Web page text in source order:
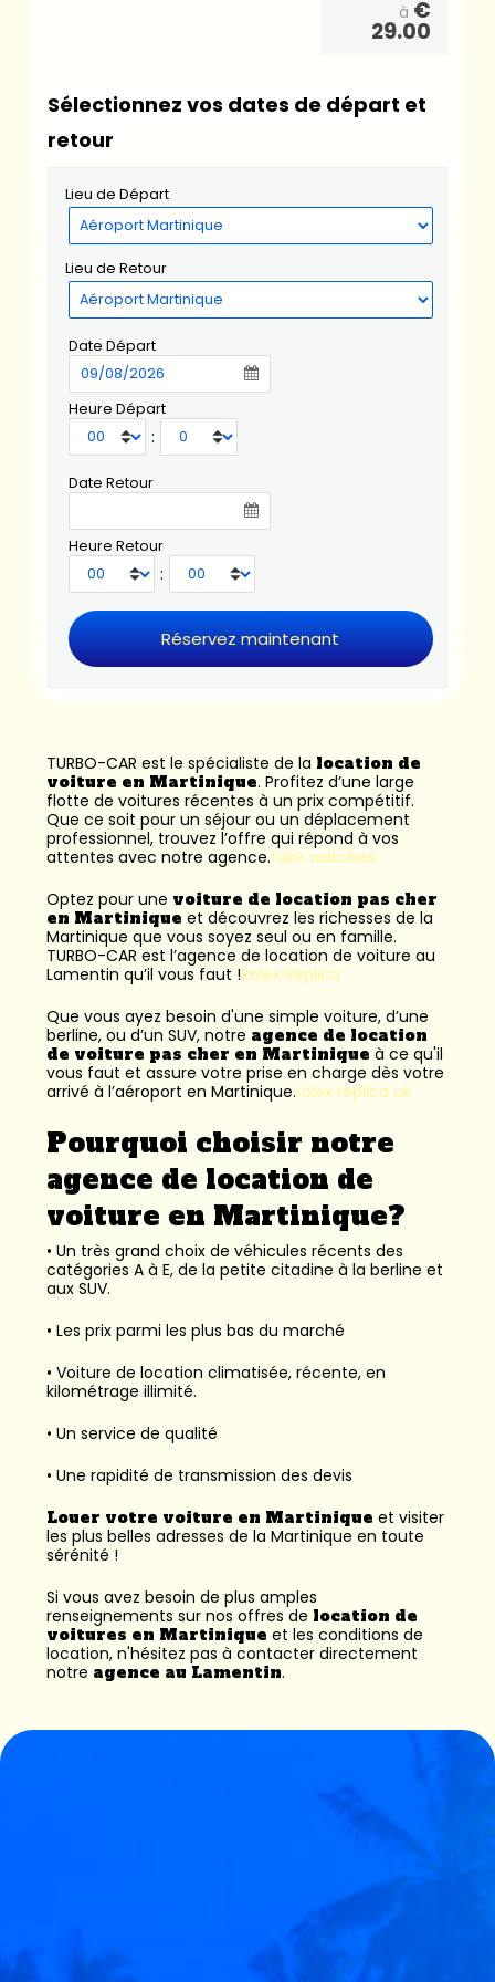
à €
29.00
Sélectionnez vos dates de départ et
retour
Lieu de Départ
Lieu de Retour
Date Départ
Heure Départ
:
Date Retour
Heure Retour
:
TURBO-CAR est le spécialiste de la location de
voiture en Martinique. Profitez d’une large
flotte de voitures récentes à un prix compétitif.
Que ce soit pour un séjour ou un déplacement
professionnel, trouvez l’offre qui répond à vos
attentes avec notre agence.fake watches
Optez pour une voiture de location pas cher
en Martinique et découvrez les richesses de la
Martinique que vous soyez seul ou en famille.
TURBO-CAR est l’agence de location de voiture au
Lamentin qu’il vous faut !Rolex Replica
Que vous ayez besoin d'une simple voiture, d’une
berline, ou d’un SUV, notre agence de location
de voiture pas cher en Martinique à ce qu'il
vous faut et assure votre prise en charge dès votre
arrivé à l’aéroport en Martinique.rolex replica uk
Pourquoi choisir notre
agence de location de
voiture en Martinique?
• Un très grand choix de véhicules récents des
catégories A à E, de la petite citadine à la berline et
aux SUV.
• Les prix parmi les plus bas du marché
• Voiture de location climatisée, récente, en
kilométrage illimité.
• Un service de qualité
• Une rapidité de transmission des devis
Louer votre voiture en Martinique et visiter
les plus belles adresses de la Martinique en toute
sérénité !
Si vous avez besoin de plus amples
renseignements sur nos offres de location de
voitures en Martinique et les conditions de
location, n'hésitez pas à contacter directement
notre agence au Lamentin.